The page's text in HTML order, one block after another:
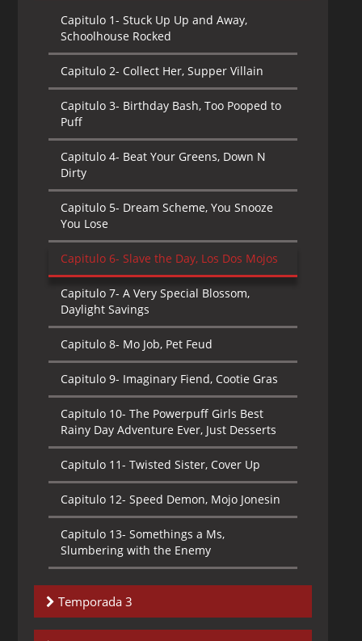
Capitulo 2- Insect Inside, Powerpuff Bluff
Capitulo 5-
Capitulo 6- Telephonies, Tough Love
Capitulo 7- Major Competition, Mr. Mojos
Rising
Capitulo 8- Paste Makes Waste, Ice Sore
Capitulo 9- Bubblevicious, The Bare Facts
Capitulo 10- Cat Man Do, Impeach Fuzz
Capitulo 11-
Just Another Manic Mojo,
Mime for a Change
Capitulo 12- The Rowdy Ruff Boys
Capitulo 13- Uh Oh Dynamo
Capitulo 1- Stuck Up Up and Away,
Schoolhouse Rocked
Capitulo 2- Collect Her, Supper Villain
Capitulo 3- Birthday Bash, Too Pooped to
Puff
Capitulo 4- Beat Your Greens, Down N
Dirty
Capitulo 5- Dream Scheme, You Snooze
You Lose
Capitulo 6- Slave the Day, Los Dos Mojos
Capitulo 7- A Very Special Blossom,
Daylight Savings
Capitulo 8- Mo Job, Pet Feud
Capitulo 9- Imaginary Fiend, Cootie Gras
Capitulo 10- The Powerpuff Girls Best
Rainy Day Adventure Ever, Just Desserts
Capitulo 11- Twisted Sister, Cover Up
Capitulo 12- Speed Demon, Mojo Jonesin
Capitulo 13- Somethings a Ms,
Slumbering with the Enemy
Temporada 3